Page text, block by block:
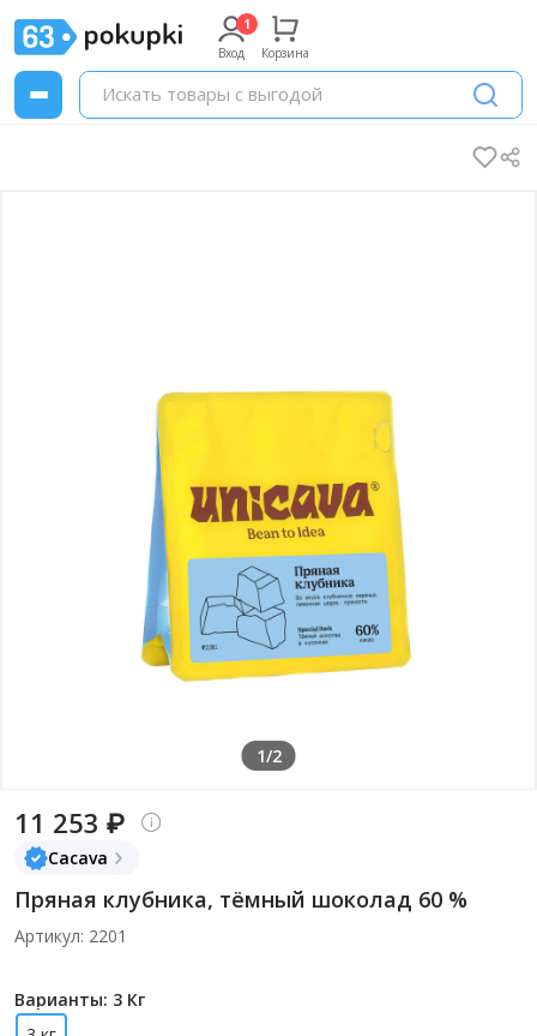
Вход Корзина
1/2
11 253 ₽
Cacava
Пряная клубника, тёмный шоколад 60 %
Артикул: 2201
Варианты: 3 Кг